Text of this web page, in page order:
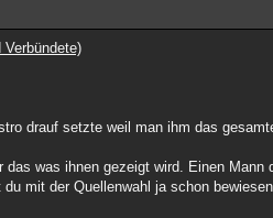
Verbündete)
drauf setzte weil man ihm das
was ihnen gezeigt wird. Einen
mit der Quellenwahl ja schon